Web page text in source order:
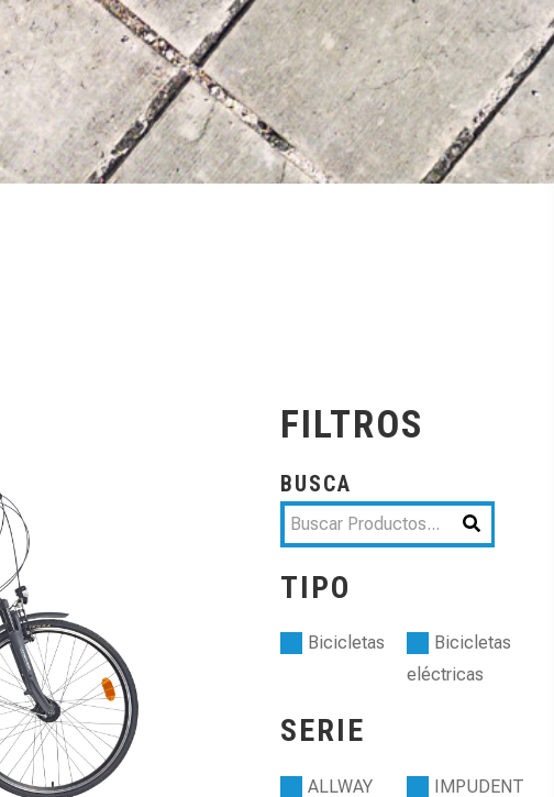
FILTROS
BUSCA
TIPO
Bicicletas
Bicicletas
eléctricas
SERIE
ALLWAY IMPUDENT